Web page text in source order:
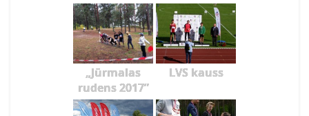
„Jūrmalas
rudens 2017”
LVS kauss